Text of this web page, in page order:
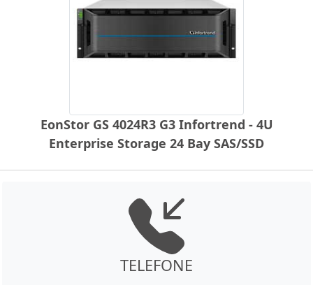
EonStor GS 4024R3 G3 Infortrend - 4U
Enterprise Storage 24 Bay SAS/SSD
TELEFONE